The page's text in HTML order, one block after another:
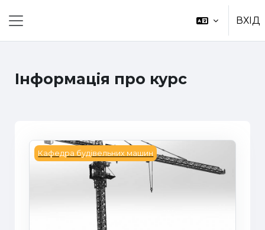
ВХІД
Інформація про курс
Підйомно-транспортні машини
Кафедра будівельних машин